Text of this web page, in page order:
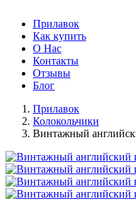
Прилавок
Как купить
О Нас
Контакты
Отзывы
Блог
Прилавок
Колокольчики
Винтажный